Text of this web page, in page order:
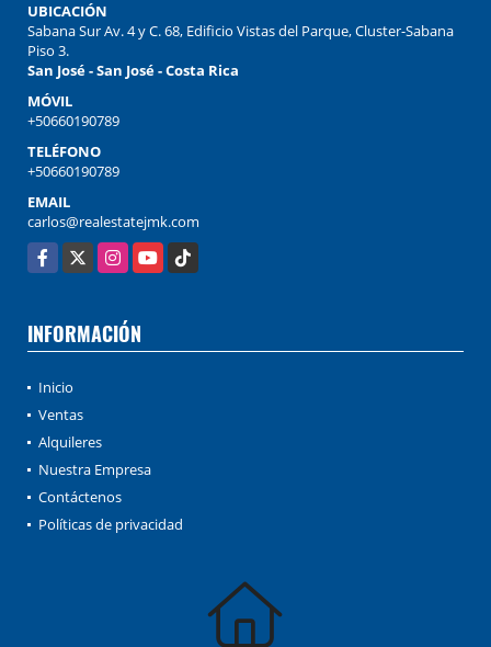
UBICACIÓN
Sabana Sur Av. 4 y C. 68, Edificio Vistas del Parque, Cluster-Sabana
Piso 3.
San José - San José - Costa Rica
MÓVIL
+50660190789
TELÉFONO
+50660190789
EMAIL
carlos@realestatejmk.com
Facebook
X InstagramYouTubeTikTok
INFORMACIÓN
Inicio
Ventas
Alquileres
Nuestra Empresa
Contáctenos
Políticas de privacidad